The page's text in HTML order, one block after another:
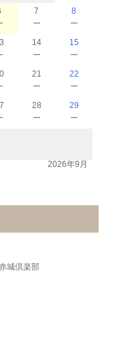
7
－
8
－
14
－
15
－
21
－
22
－
28
－
29
－
2026年9月
城倶楽部